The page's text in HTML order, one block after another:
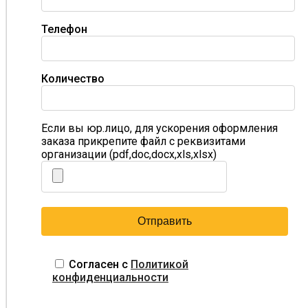
Телефон
Количество
Если вы юр.лицо, для ускорения оформления
заказа прикрепите файл с реквизитами
организации (pdf,doc,docx,xls,xlsx)
Согласен с Политикой
конфиденциальности